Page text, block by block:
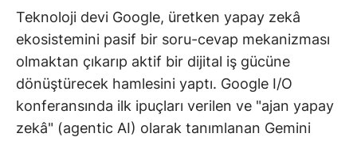
Teknoloji devi Google, üretken yapay zekâ
ekosistemini pasif bir soru-cevap mekanizması
olmaktan çıkarıp aktif bir dijital iş gücüne
dönüştürecek hamlesini yaptı. Google I/O
konferansında ilk ipuçları verilen ve "ajan yapay
zekâ" (agentic AI) olarak tanımlanan Gemini